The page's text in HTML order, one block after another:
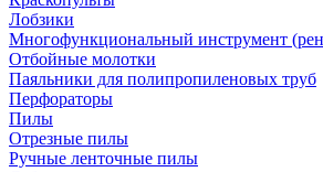
Лобзики
Многофункциональный инструмент
Отбойные молотки
Паяльники для полипропиленовых труб
Перфораторы
Пилы
Отрезные пилы
Ручные ленточные пилы